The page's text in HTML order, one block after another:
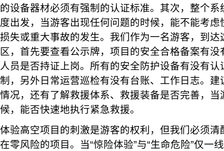
的设备器材必须有强制的认证标准。其次，整个
度出发，当游客出现任何问题的时候，能不能考
损失或重大事故的发生。我们作为一名游客，到
区，首先要查看公示牌，项目的安全合格备案有
人员是否持证上岗。所有的安全防护设备有没有
制，另外日常运营巡检有没有台账、工作日志。
情况，还有了解救援体系、救援装备是否完善，
候，能否快速地执行紧急救援。
体验高空项目的刺激是游客的权利，但我们必须
在零风险的项目。当“惊险体验”与“生命危险”仅一